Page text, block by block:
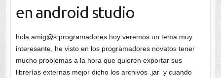
en android studio
hola amig@s programadores hoy veremos un tema muy
interesante, he visto en los programadores novatos tener
mucho problemas a la hora que quieren exportar sus
librerías externas mejor dicho los archivos .jar y cuando